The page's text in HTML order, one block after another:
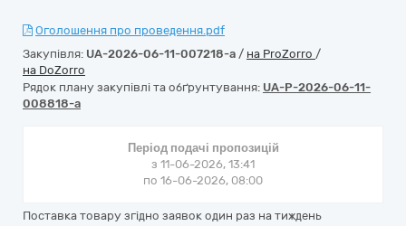
Оголошення про проведення.pdf
Закупівля: UA-2026-06-11-007218-a / на ProZorro /
на DoZorro
Рядок плану закупівлі та обґрунтування: UA-P-2026-06-11-
008818-a
Період подачі пропозицій
з 11-06-2026, 13:41
по 16-06-2026, 08:00
Поставка товару згідно заявок один раз на тиждень